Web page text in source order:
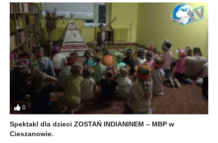
0
Spektakl dla dzieci ZOSTAŃ INDIANINEM – MBP w
Cieszanowie.